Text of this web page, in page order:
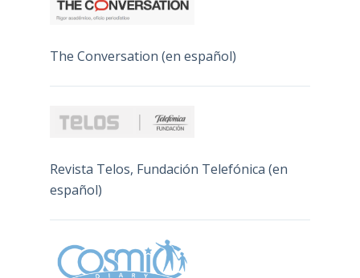
The Conversation (en español)
Revista Telos, Fundación Telefónica (en
español)